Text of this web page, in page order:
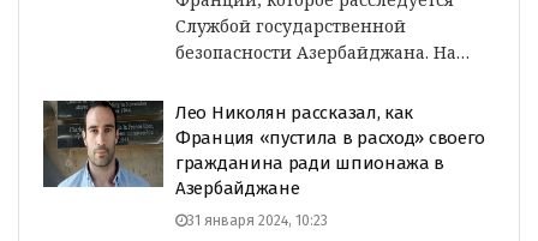
Службой государственной
безопасности Азербайджана. На…
Лео Николян рассказал, как
Франция «пустила в расход» своего
гражданина ради шпионажа в
Азербайджане
31 января 2024, 10:23